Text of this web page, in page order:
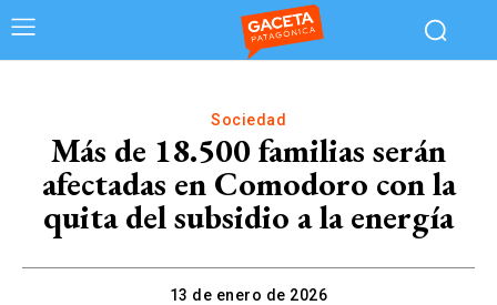
Sociedad
Más de 18.500 familias serán
afectadas en Comodoro con la
quita del subsidio a la energía
13 de enero de 2026